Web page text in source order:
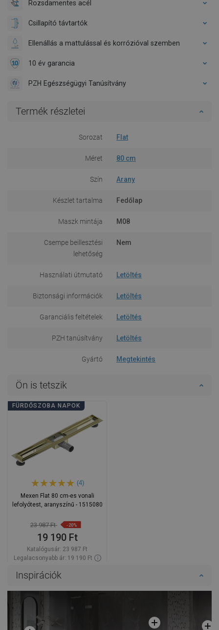
Rozsdamentes acél
Csillapító távtartók
Ellenállás a mattulással és korrózióval szemben
10 év garancia
PZH Egészségügyi Tanúsítvány
Termék részletei
Sorozat Flat
Méret 80 cm
Szín Arany
Készlet tartalma Fedőlap
Maszk mintája M08
Csempe beillesztési
lehetőség
Nem
Használati útmutató Letöltés
Biztonsági információk Letöltés
Garanciális feltételek Letöltés
PZH tanúsítvány Letöltés
Gyártó Megtekintés
Ön is tetszik
FÜRDŐSZOBA NAPOK
(4)
Mexen Flat 80 cm-es vonali
lefolyótest, aranyszínű - 1515080
23 987 Ft -20%
19 190 Ft
Katalógusár: 23 987 Ft
Legalacsonyabb ár: 19 190 Ft
Kedvenc
Hasonlítsa
össze
Inspirációk